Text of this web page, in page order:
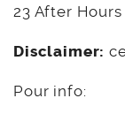
23 After Hours
Disclaimer:
Pour info: